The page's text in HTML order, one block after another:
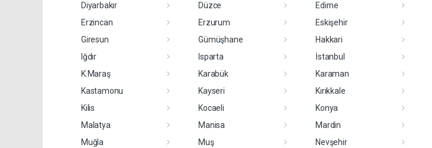
Diyarbakır
Düzce Edirne
Erzincan
Erzurum Eskişehir
Giresun
Gümüşhane Hakkari
Iğdır
Isparta İstanbul
K.Maraş
Karabük Karaman
Kastamonu
Kayseri Kırıkkale
Kilis
Kocaeli Konya
Malatya
Manisa Mardin
Muğla
Muş Nevşehir